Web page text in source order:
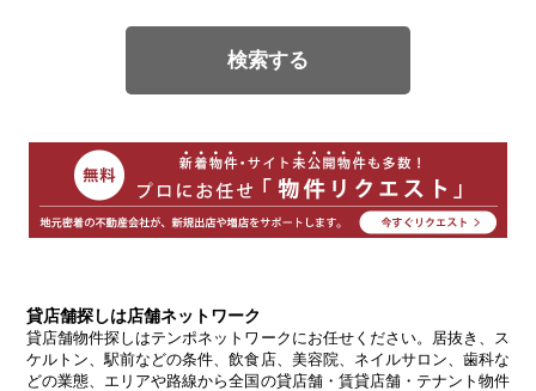
検索する
貸店舗探しは店舗ネットワーク
貸店舗物件探しはテンポネットワークにお任せください。居抜き、ス
ケルトン、駅前などの条件、飲食店、美容院、ネイルサロン、歯科な
どの業態、エリアや路線から全国の貸店舗・賃貸店舗・テナント物件